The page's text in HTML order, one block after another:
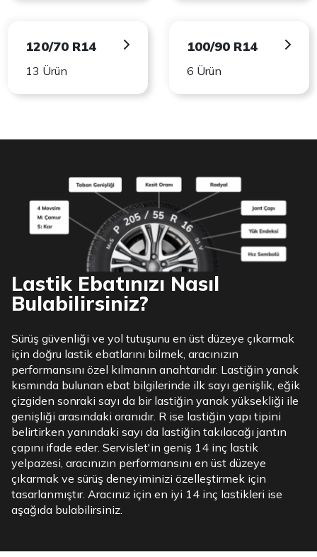
120/70 R14
13 Ürün
100/90 R14
6 Ürün
Lastik Ebatınızı Nasıl
Bulabilirsiniz?
Sürüş güvenliği ve yol tutuşunu en üst düzeye çıkarmak
için doğru lastik ebatlarını bilmek, aracınızın
performansını özel kılmanın anahtarıdır. Lastiğin yanak
kısmında bulunan ebat bilgilerinde ilk sayı genişlik, eğik
çizgiden sonraki sayı da bir lastiğin yanak yüksekliği ile
genişliği arasındaki oranıdır. R ise lastiğin yapı tipini
belirtirken yanındaki sayı da lastiğin takılacağı jantın
çapını ifade eder. Servislet'in geniş 14 inç lastik
yelpazesi, aracınızın performansını en üst düzeye
çıkarmak ve sürüş deneyiminizi özelleştirmek için
tasarlanmıştır. Aracınız için en iyi 14 inç lastikleri ise
aşağıda bulabilirsiniz.